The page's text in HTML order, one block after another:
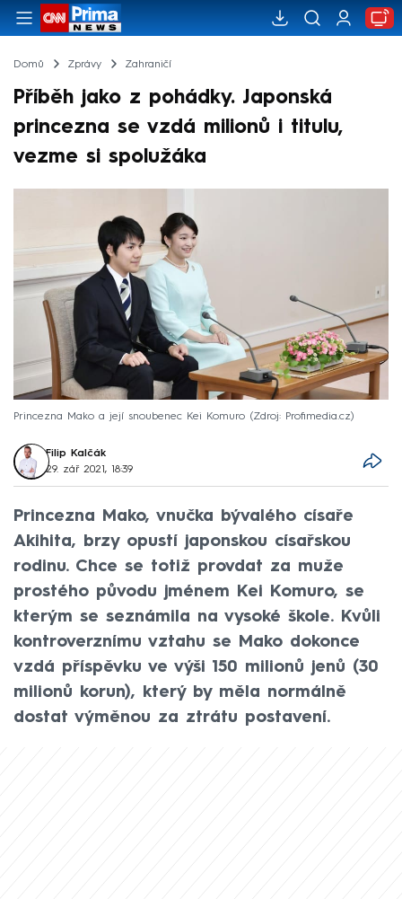
Domů Zprávy Zahraničí
Příběh jako z pohádky. Japonská
princezna se vzdá milionů i titulu,
vezme si spolužáka
Princezna Mako a její snoubenec Kei Komuro Zdroj: Profimedia.cz
Filip Kalčák
29. zář 2021, 18:39
Princezna Mako, vnučka bývalého císaře
Akihita, brzy opustí japonskou císařskou
rodinu. Chce se totiž provdat za muže
prostého původu jménem Kei Komuro, se
kterým se seznámila na vysoké škole. Kvůli
kontroverznímu vztahu se Mako dokonce
vzdá příspěvku ve výši 150 milionů jenů (30
milionů korun), který by měla normálně
dostat výměnou za ztrátu postavení.